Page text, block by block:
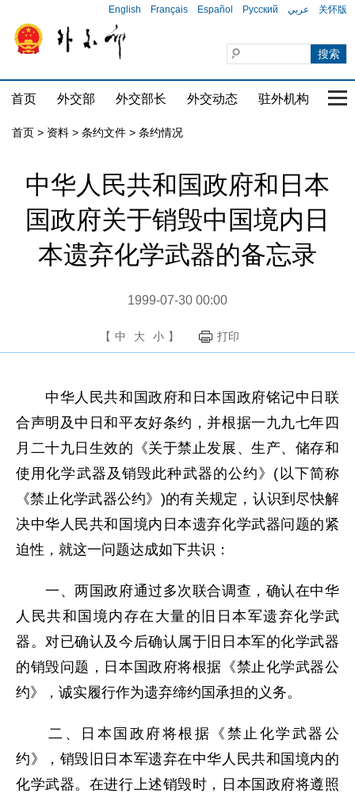
English Français Español Русский عربي 关怀版
首页 外交部 外交部长 外交动态 驻外机构 国
首页 > 资料 > 条约文件 > 条约情况
中华人民共和国政府和日本
国政府关于销毁中国境内日
本遗弃化学武器的备忘录
1999-07-30 00:00
【 中 大 小 】 打印
中华人民共和国政府和日本国政府铭记中日联
合声明及中日和平友好条约，并根据一九九七年四
月二十九日生效的《关于禁止发展、生产、储存和
使用化学武器及销毁此种武器的公约》(以下简称
《禁止化学武器公约》)的有关规定，认识到尽快解
决中华人民共和国境内日本遗弃化学武器问题的紧
迫性，就这一问题达成如下共识：
一、两国政府通过多次联合调查，确认在中华
人民共和国境内存在大量的旧日本军遗弃化学武
器。对已确认及今后确认属于旧日本军的化学武器
的销毁问题，日本国政府将根据《禁止化学武器公
约》，诚实履行作为遗弃缔约国承担的义务。
二、日本国政府将根据《禁止化学武器公
约》，销毁旧日本军遗弃在中华人民共和国境内的
化学武器。在进行上述销毁时，日本国政府将遵照